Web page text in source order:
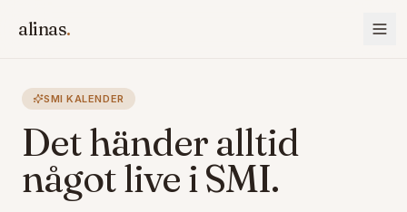
alinas.
SMI KALENDER
Det händer alltid
något live i SMI.